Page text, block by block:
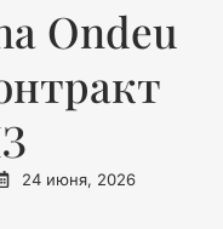
Ondeu
24 июня, 2026